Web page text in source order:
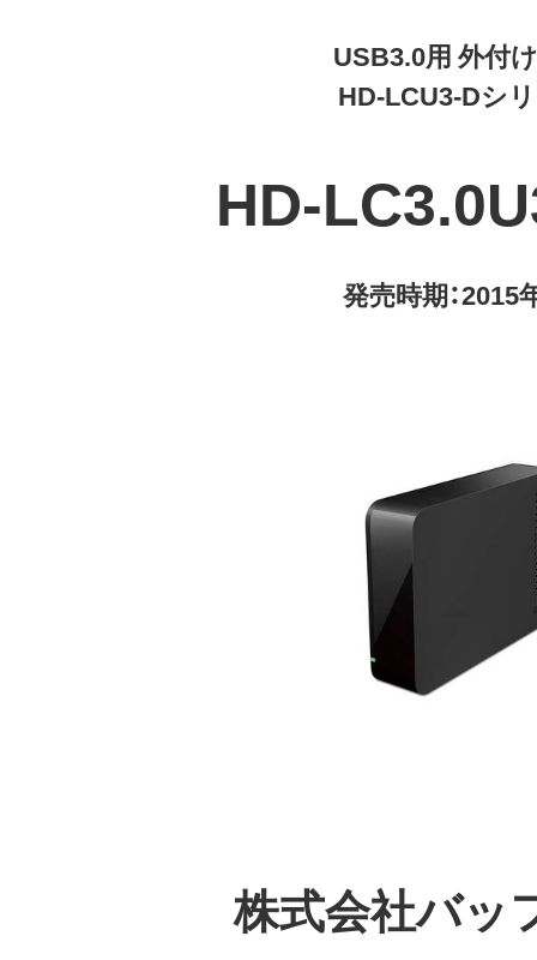
USB3.0用 外付
HD-LCU3-Dシ
HD-
発売時期：2015
株式会社バッ